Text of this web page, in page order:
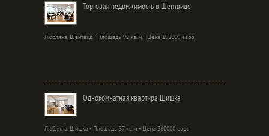
Торговая недвижимость в Шентвиде
Любляна, Шентвид - Площадь 92 кв.м. - Цена 195000 евро
Однокомнатная квартира Шишка
Любляна, Шишка - Площадь 37 кв.м. - Цена 360000 евро